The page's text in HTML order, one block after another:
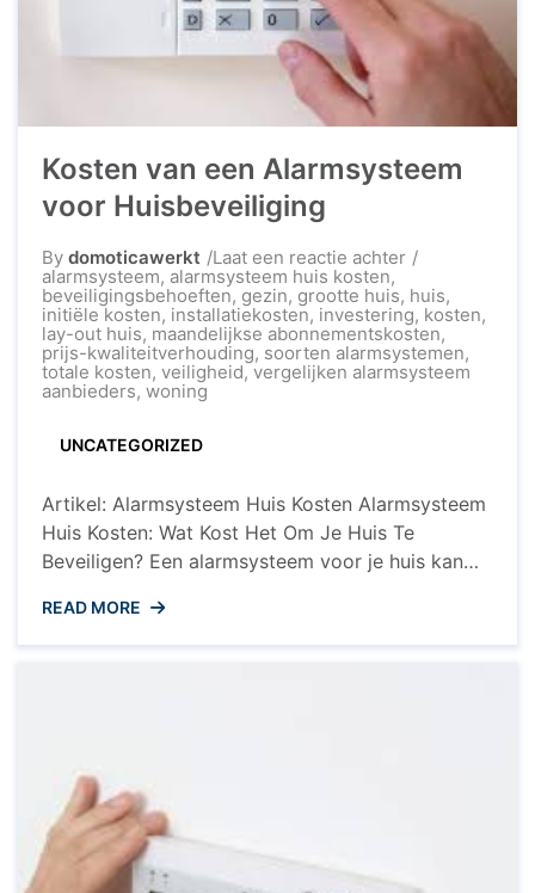
Kosten van een Alarmsysteem
voor Huisbeveiliging
By domoticawerkt Laat een reactie achterop
van
een
Alarmsysteem
voor
Huisbeveiliging
alarmsysteem, alarmsysteem huis kosten,
beveiligingsbehoeften, gezin, grootte huis, huis,
initiële kosten, installatiekosten, investering, kosten,
lay-out huis, maandelijkse abonnementskosten,
prijs-kwaliteitverhouding, soorten alarmsystemen,
totale kosten, veiligheid, vergelijken alarmsysteem
aanbieders, woning
UNCATEGORIZED
Artikel: Alarmsysteem Huis Kosten Alarmsysteem
Huis Kosten: Wat Kost Het Om Je Huis Te
Beveiligen? Een alarmsysteem voor je huis kan
van je woning en gezin te waarborgen. Maar wat
zijn eigenlijk de kosten van een alarmsysteem
READ MORE